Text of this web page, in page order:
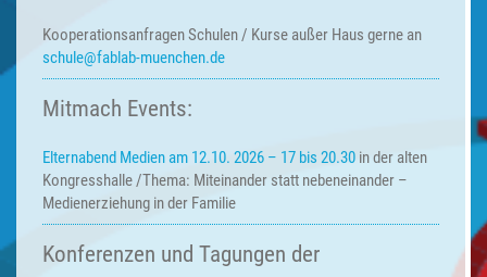
KooperationsanfragenSchulen / Kurse außer Haus gerne an
schule@fablab-muenchen.de
Mitmach Events:
Elternabend Medien am 12.10. 2026 – 17 bis 20.30 in der alten
Kongresshalle /Thema: Miteinander statt nebeneinander –
Medienerziehung in der Familie
Konferenzen und Tagungen der